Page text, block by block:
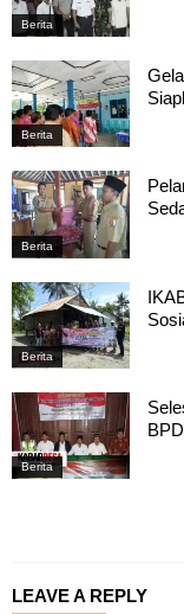
Berita
Berita
Berita
Berita
Berita
LEAVE A REPLY